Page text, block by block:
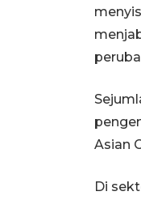
Asian
Di